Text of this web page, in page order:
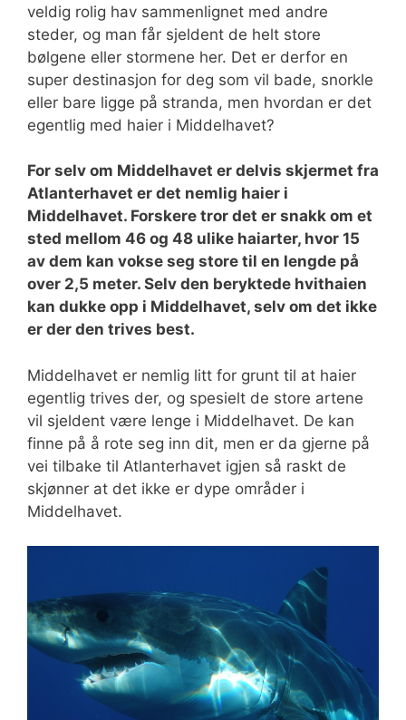
veldig rolig hav sammenlignet med andre
steder, og man får sjeldent de helt store
bølgene eller stormene her. Det er derfor en
super destinasjon for deg som vil bade, snorkle
eller bare ligge på stranda, men hvordan er det
egentlig med haier i Middelhavet?
For selv om Middelhavet er delvis skjermet fra
Atlanterhavet er det nemlig haier i
Middelhavet. Forskere tror det er snakk om et
sted mellom 46 og 48 ulike haiarter, hvor 15
av dem kan vokse seg store til en lengde på
over 2,5 meter. Selv den beryktede hvithaien
kan dukke opp i Middelhavet, selv om det ikke
er der den trives best.
Middelhavet er nemlig litt for grunt til at haier
egentlig trives der, og spesielt de store artene
vil sjeldent være lenge i Middelhavet. De kan
finne på å rote seg inn dit, men er da gjerne på
vei tilbake til Atlanterhavet igjen så raskt de
skjønner at det ikke er dype områder i
Middelhavet.